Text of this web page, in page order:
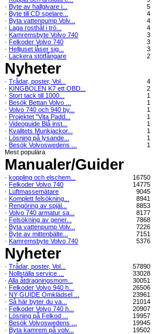
· Byte av hallgivare i...
5
· Byte till CD spelare...
4
· Byta vattenpump Volv...
4
· Laga rosthål i trö...
4
· Kamremsbyte Volvo 740
3
· Felkoder Volvo 740
3
· Helljuset låser sig...
3
· Lackera stötfångare 2
Nyheter
· Trådar, poster, Vol...
4
· KINGBOLEN K7 ett OBD...
2
· Stort tack till 1000...
1
· Besök Bettan Volvo ...
1
· Volvo 740 och 940 by...
1
· Projektet "Vita Padd...
1
· Videoguide Blå inst...
1
· Kvalitets Munkjackor...
1
· Lösning på lysande...
1
· Besök Volvoswedens ...
1
Mest populära
Manualer/Guider
· koppling och elschem...
16750
· Felkoder Volvo 740
14775
· Luftmassemätare
9045
· Komplett felsökning...
8941
· Rengöring av spjäl...
8853
· Volvo 740 armatur sa...
8177
· Felsökning av gener...
7868
· Byta vattenpump Volv...
7226
· Byte av mittenbälte...
7151
· Kamremsbyte Volvo 740 5376
Nyheter
· Trådar, poster, Vol...
57890
· Nollställa service ...
33028
· Alla åtdragningsmom...
30051
· Felkoder Volvo 940 h...
26506
· NY GUIDE Omklädsel ...
23961
· Så här byter du va...
21014
· Felkoder Volvo 740 h...
20907
· Lösning på Felkod ...
19957
· Besök Volvoswedens ...
19945
· Byta kamrem på volv...
19502